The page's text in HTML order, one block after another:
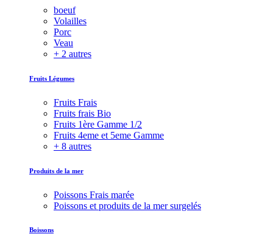
boeuf
Volailles
Porc
Veau
+ 2 autres
Fruits Légumes
Fruits Frais
Fruits frais Bio
Fruits 1ère Gamme 1/2
Fruits 4eme et 5eme Gamme
+ 8 autres
Produits de la mer
Poissons Frais marée
Poissons et produits de la mer surgelés
Boissons